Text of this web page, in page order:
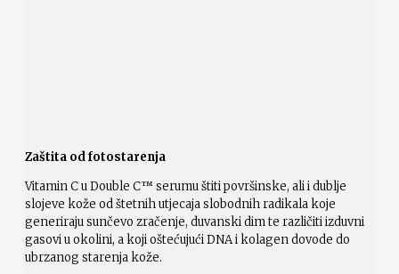
Zaštita od fotostarenja
Vitamin C u Double C™ serumu štiti površinske, ali i dublje
slojeve kože od štetnih utjecaja slobodnih radikala koje
generiraju sunčevo zračenje, duvanski dim te različiti izduvni
gasovi u okolini, a koji oštećujući DNA i kolagen dovode do
ubrzanog starenja kože.